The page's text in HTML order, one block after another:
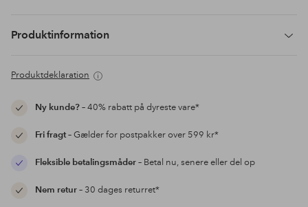
Produktinformation
Produktdeklaration
Ny kunde?– 40% rabatt på dyreste vare*
Fri fragt– Gælder for postpakker over 599 kr*
Fleksible betalingsmåder– Betal nu, senere eller del op
Nem retur– 30 dages returret*